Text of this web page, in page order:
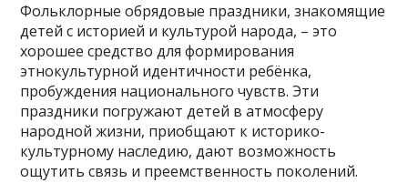
Фольклорные обрядовые праздники, знакомящие
детей с историей и культурой народа, – это
хорошее средство для формирования
этнокультурной идентичности ребёнка,
пробуждения национального чувств. Эти
праздники погружают детей в атмосферу
народной жизни, приобщают к историко-
культурному наследию, дают возможность
ощутить связь и преемственность поколений.